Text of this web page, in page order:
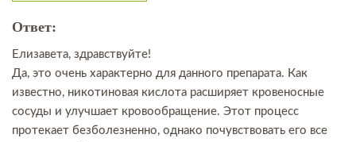
Ответ:
Елизавета, здравствуйте!
Да, это очень характерно для данного препарата. Как
известно, никотиновая кислота расширяет кровеносные
сосуды и улучшает кровообращение. Этот процесс
протекает безболезненно, однако почувствовать его все